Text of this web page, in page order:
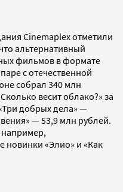
Cinemaplex отметили
альтернативный
фильмов в формате
с отечественной
собрал 340 млн
весит облако?» за
добрых дела» —
— 53,9 млн рублей.
новинки «Элио» и «Как